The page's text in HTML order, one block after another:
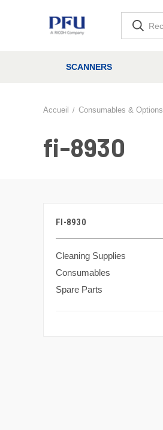
SCANNERS
Accueil Consumables & Options
fi-8930
FI-8930
Cleaning Supplies
Consumables
Spare Parts